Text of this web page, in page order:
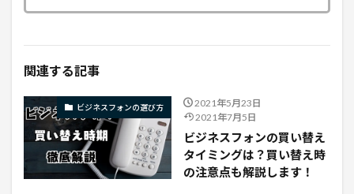
関連する記事
ビジネスフォンの選び方
2021年5月23日
2021年7月5日
ビジネスフォンの買い替え
タイミングは？買い替え時
の注意点も解説します！